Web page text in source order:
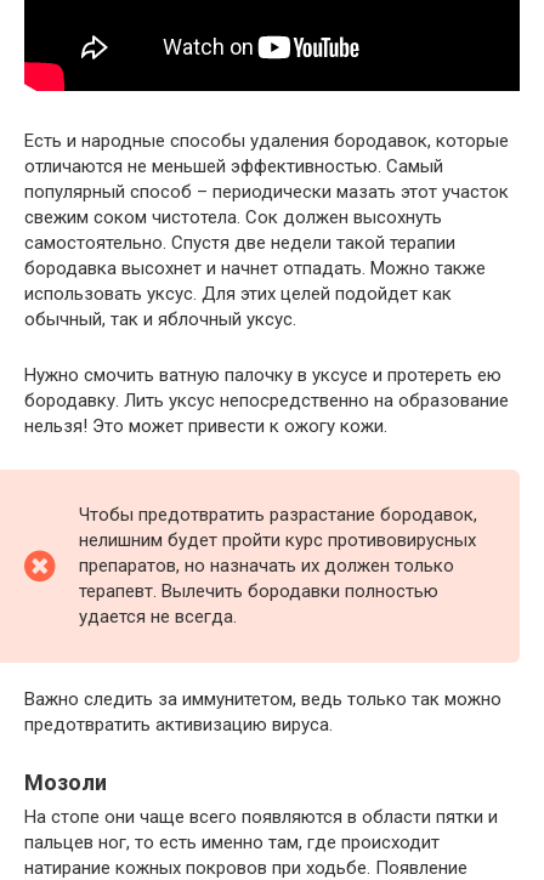
Есть и народные способы удаления бородавок, которые
отличаются не меньшей эффективностью. Самый
популярный способ – периодически мазать этот участок
свежим соком чистотела. Сок должен высохнуть
самостоятельно. Спустя две недели такой терапии
бородавка высохнет и начнет отпадать. Можно также
использовать уксус. Для этих целей подойдет как
обычный, так и яблочный уксус.
Нужно смочить ватную палочку в уксусе и протереть ею
бородавку. Лить уксус непосредственно на образование
нельзя! Это может привести к ожогу кожи.
Чтобы предотвратить разрастание бородавок,
нелишним будет пройти курс противовирусных
препаратов, но назначать их должен только
терапевт. Вылечить бородавки полностью
удается не всегда.
Важно следить за иммунитетом, ведь только так можно
предотвратить активизацию вируса.
Мозоли
На стопе они чаще всего появляются в области пятки и
пальцев ног, то есть именно там, где происходит
натирание кожных покровов при ходьбе. Появление